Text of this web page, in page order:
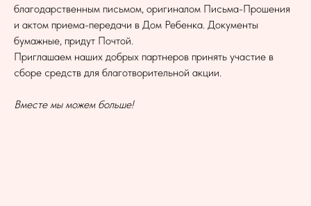
благодарственным письмом, оригиналом Письма-Прошения
и актом приема-передачи в Дом Ребенка. Документы
бумажные, придут Почтой.
Приглашаем наших добрых партнеров принять участие в
сборе средств для благотворительной акции.
Вместе мы можем больше!